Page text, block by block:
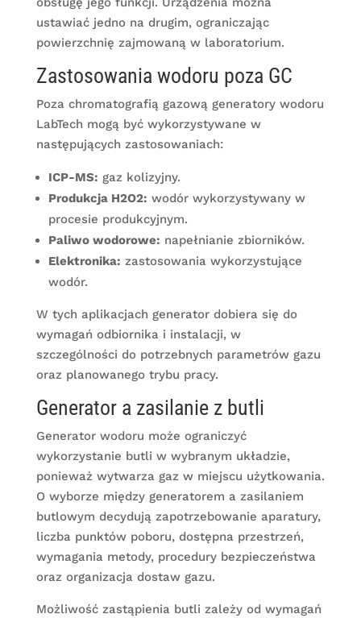
ustawiać jedno na drugim, ograniczając
powierzchnię zajmowaną w laboratorium.
Zastosowania wodoru poza GC
Poza chromatografią gazową generatory wodoru
LabTech mogą być wykorzystywane w
następujących zastosowaniach:
ICP-MS: gaz kolizyjny.
Produkcja H2O2: wodór wykorzystywany w
procesie produkcyjnym.
Paliwo wodorowe: napełnianie zbiorników.
Elektronika: zastosowania wykorzystujące
wodór.
W tych aplikacjach generator dobiera się do
wymagań odbiornika i instalacji, w
szczególności do potrzebnych parametrów gazu
oraz planowanego trybu pracy.
Generator a zasilanie z butli
Generator wodoru może ograniczyć
wykorzystanie butli w wybranym układzie,
ponieważ wytwarza gaz w miejscu użytkowania.
O wyborze między generatorem a zasilaniem
butlowym decydują zapotrzebowanie aparatury,
liczba punktów poboru, dostępna przestrzeń,
wymagania metody, procedury bezpieczeństwa
oraz organizacja dostaw gazu.
Możliwość zastąpienia butli zależy od wymagań